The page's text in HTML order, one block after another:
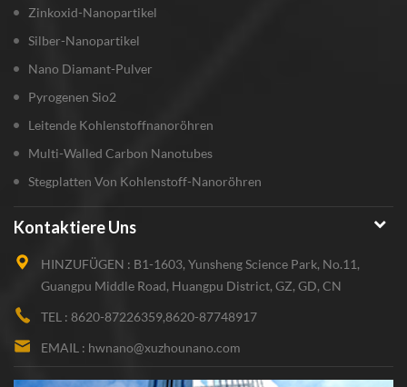
Zinkoxid-Nanopartikel
Silber-Nanopartikel
Nano Diamant-Pulver
Pyrogenen Sio2
Leitende Kohlenstoffnanoröhren
Multi-Walled Carbon Nanotubes
Stegplatten Von Kohlenstoff-Nanoröhren
Kontaktiere Uns
HINZUFÜGEN : B1-1603, Yunsheng Science Park, No.11,
Guangpu Middle Road, Huangpu District, GZ, GD, CN
TEL : 8620-87226359,8620-87748917
EMAIL : hwnano@xuzhounano.com